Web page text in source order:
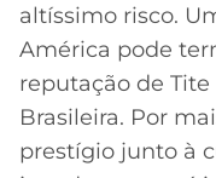
altíssimo risco.
América pode
reputação de
Brasileira. Por
prestígio junto à